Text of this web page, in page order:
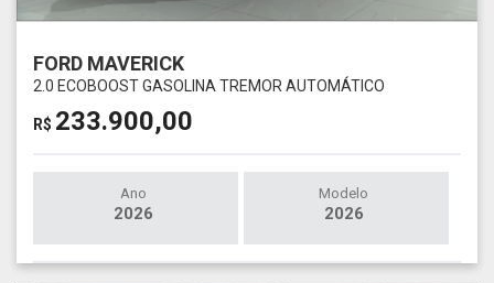
FORD MAVERICK
2.0 ECOBOOST GASOLINA TREMOR AUTOMÁTICO
R$ 233.900,00
Ano
2026
Modelo
2026